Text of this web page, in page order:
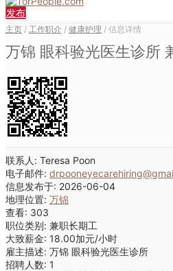
发布
主页 / 工作职介 / 健康护理 / 信息详情
万锦 眼科验光医生诊所
联系人: Teresa Poon
电子邮件:
信息发布于: 2026-06-04
地理位置: 万锦
查看: 303
职位类别: 兼职长期工
大致薪金: 18.00加元/小时
雇主描述: 万锦 眼科验光医生诊所
招聘人数: 1